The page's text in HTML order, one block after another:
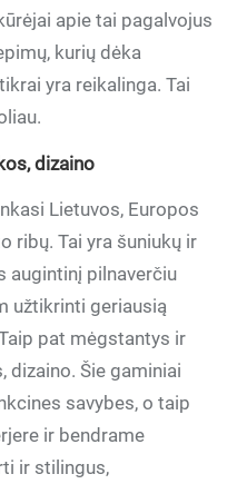
apie tai pagalvojus
kurių dėka
yra reikalinga. Tai
dizaino
Lietuvos, Europos
ribų. Tai yra šuniukų ir
augintinį pilnaverčiu
užtikrinti geriausią
pat mėgstantys ir
dizaino. Šie gaminiai
savybes, o taip
ir bendrame
ir stilingus,